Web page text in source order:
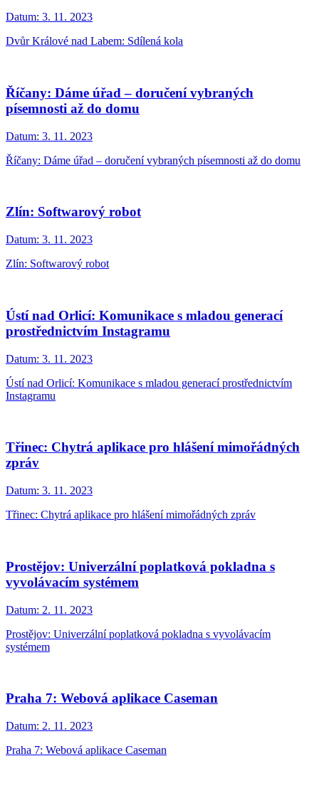
Datum: 3. 11. 2023
Dvůr Králové nad Labem: Sdílená kola
Říčany: Dáme úřad – doručení vybraných
písemnosti až do domu
Datum: 3. 11. 2023
Říčany: Dáme úřad – doručení vybraných písemnosti až do domu
Zlín: Softwarový robot
Datum: 3. 11. 2023
Zlín: Softwarový robot
Ústí nad Orlicí: Komunikace s mladou generací
prostřednictvím Instagramu
Datum: 3. 11. 2023
Ústí nad Orlicí: Komunikace s mladou generací prostřednictvím
Instagramu
Třinec: Chytrá aplikace pro hlášení mimořádných
zpráv
Datum: 3. 11. 2023
Třinec: Chytrá aplikace pro hlášení mimořádných zpráv
Prostějov: Univerzální poplatková pokladna s
vyvolávacím systémem
Datum: 2. 11. 2023
Prostějov: Univerzální poplatková pokladna s vyvolávacím
systémem
Praha 7: Webová aplikace Caseman
Datum: 2. 11. 2023
Praha 7: Webová aplikace Caseman